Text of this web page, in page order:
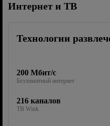
Интернет и ТВ
Технологии
200 Мбит/с
Безлимитный интернет
216 каналов
ТВ Wink